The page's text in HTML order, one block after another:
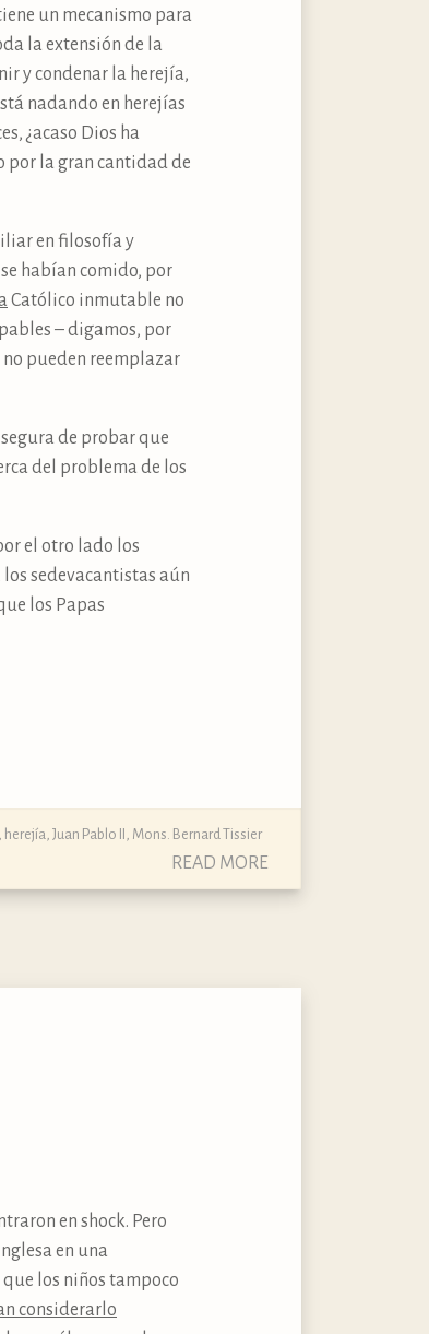
un mecanismo para
la extensión de la
y condenar la herejía,
nadando en herejías
¿acaso Dios ha
por la gran cantidad de
en filosofía y
habían comido, por
Católico inmutable no
– digamos, por
pueden reemplazar
de probar que
del problema de los
el otro lado los
sedevacantistas aún
los Papas
herejía Juan Pablo II Mons. Bernard Tissier
READ MORE
en shock. Pero
en una
los niños tampoco
considerarlo